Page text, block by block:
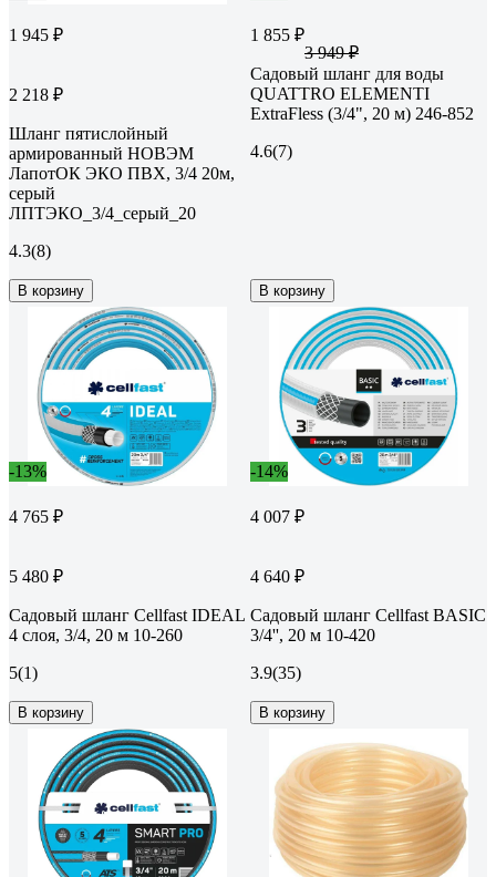
1 945 ₽
2 218 ₽
Шланг пятислойный
армированный НОВЭМ
ЛапотОК ЭКО ПВХ, 3/4 20м,
серый
ЛПТЭКО_3/4_серый_20
4.3(8)
В корзину
1 855 ₽
3 949 ₽
Садовый шланг для воды
QUATTRO ELEMENTI
ExtraFless (3/4", 20 м) 246-852
4.6(7)
В корзину
-13%
4 765 ₽
5 480 ₽
Садовый шланг Cellfast IDEAL
4 слоя, 3/4, 20 м 10-260
5(1)
В корзину
-14%
4 007 ₽
4 640 ₽
Садовый шланг Cellfast BASIC
3/4'', 20 м 10-420
3.9(35)
В корзину